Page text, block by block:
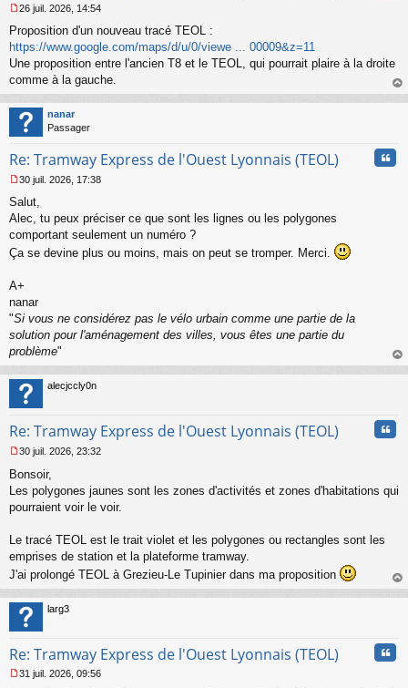
l
u
e
s
s
g
n
o
l
u
26 juil. 2026, 14:54
Proposition d'un nouveau tracé TEOL :
https://www.google.com/maps/d/u/0/viewe ... 00009&z=11
Une proposition entre l'ancien T8 et le TEOL, qui pourrait plaire à la droite
comme à la gauche.
au
nanar
Passager
Re: Tramway Express de l'Ouest Lyonnais (TEOL)
e
s
s
g
n
o
n
l
u
30 juil. 2026, 17:38
Salut,
Alec, tu peux préciser ce que sont les lignes ou les polygones
comportant seulement un numéro ?
Ça se devine plus ou moins, mais on peut se tromper. Merci.
A+
nanar
"Si vous ne considérez pas le vélo urbain comme une partie de la
solution pour l'aménagement des villes, vous êtes une partie du
problème"
au
alecjccly0n
Re: Tramway Express de l'Ouest Lyonnais (TEOL)
e
s
e
n
o
l
u
30 juil. 2026, 23:32
Bonsoir,
Les polygones jaunes sont les zones d'activités et zones d'habitations qui
pourraient voir le voir.
Le tracé TEOL est le trait violet et les polygones ou rectangles sont les
emprises de station et la plateforme tramway.
J'ai prolongé TEOL à Grezieu-Le Tupinier dans ma proposition
au
larg3
Re: Tramway Express de l'Ouest Lyonnais (TEOL)
31 juil. 2026, 09:56